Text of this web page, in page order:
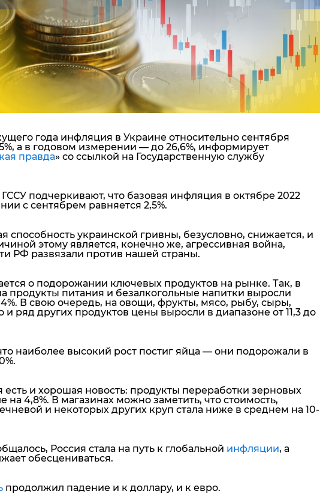
года инфляция в Украине относительно сентября
а в годовом измерении — до 26,6%, информирует
правда» со ссылкой на Государственную службу
подчеркивают, что базовая инфляция в октябре 2022
с сентябрем равняется 2,5%.
способность украинской гривны, безусловно, снижается, и
этому является, конечно же, агрессивная война,
РФ развязали против нашей страны.
о подорожании ключевых продуктов на рынке. Так, в
продукты питания и безалкогольные напитки выросли
В свою очередь, на овощи, фрукты, мясо, рыбу, сыры,
и ряд других продуктов цены выросли в диапазоне от 11,3 до
наиболее высокий рост постиг яйца — они подорожали в
есть и хорошая новость: продукты переработки зерновых
на 4,8%. В магазинах можно заметить, что стоимость,
и некоторых других круп стала ниже в среднем на 10-
Россия стала на путь к глобальной инфляции, а
обесцениваться.
продолжил падение и к доллару, и к евро.